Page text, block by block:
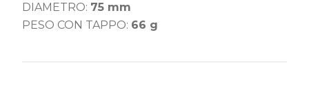
DIAMETRO: 75 mm
PESO CON TAPPO: 66 g